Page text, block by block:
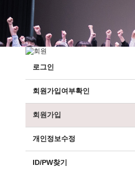
로그인
회원가입여부확인
회원가입
개인정보수정
ID/PW찾기